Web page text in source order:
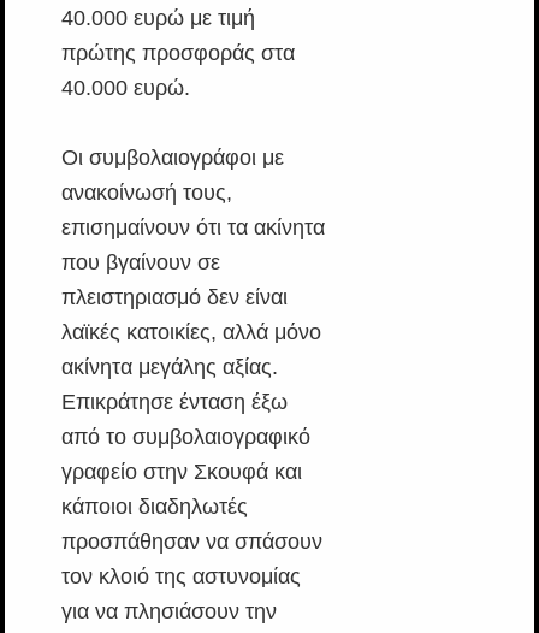
40.000 ευρώ με τιμή
πρώτης προσφοράς στα
40.000 ευρώ.
Οι συμβολαιογράφοι με
ανακοίνωσή τους,
επισημαίνουν ότι τα ακίνητα
που βγαίνουν σε
πλειστηριασμό δεν είναι
λαϊκές κατοικίες, αλλά μόνο
ακίνητα μεγάλης αξίας.
Επικράτησε ένταση έξω
από το συμβολαιογραφικό
γραφείο στην Σκουφά και
κάποιοι διαδηλωτές
προσπάθησαν να σπάσουν
τον κλοιό της αστυνομίας
για να πλησιάσουν την